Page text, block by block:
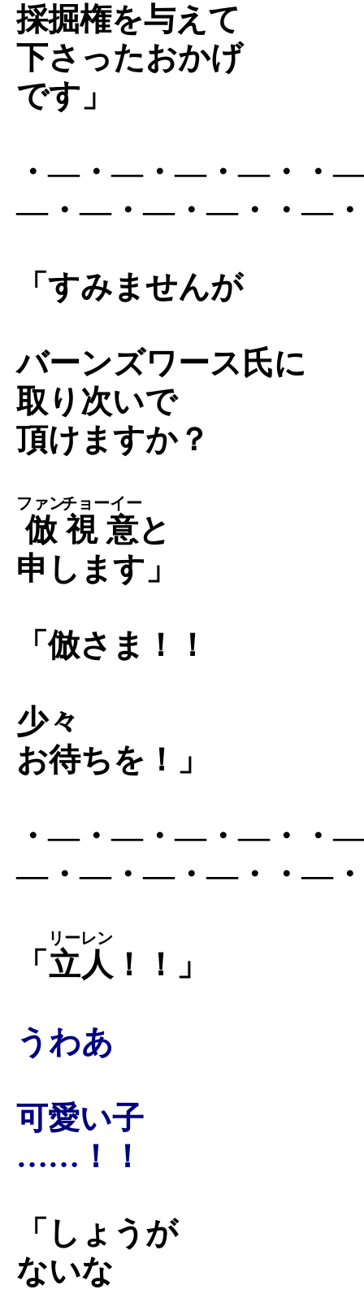
採掘権を与えて
下さったおかげ
です」
・―・―・―・―・・
―・―・―・―・・―
「すみませんが
バーンズワース氏に
取り次いで
頂けますか？
倣
ファン
視意
チョーイー
と
申します」
「倣さま！！
少々
お待ちを！」
・―・―・―・―・・
―・―・―・―・・―
「 立人
リーレン
！！」
うわあ
可愛い子
……！！
「しょうが
ないな